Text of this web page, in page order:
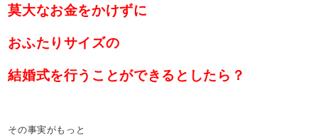
莫大なお金をかけずに
おふたりサイズの
結婚式を行うことができるとしたら？
その事実がもっと